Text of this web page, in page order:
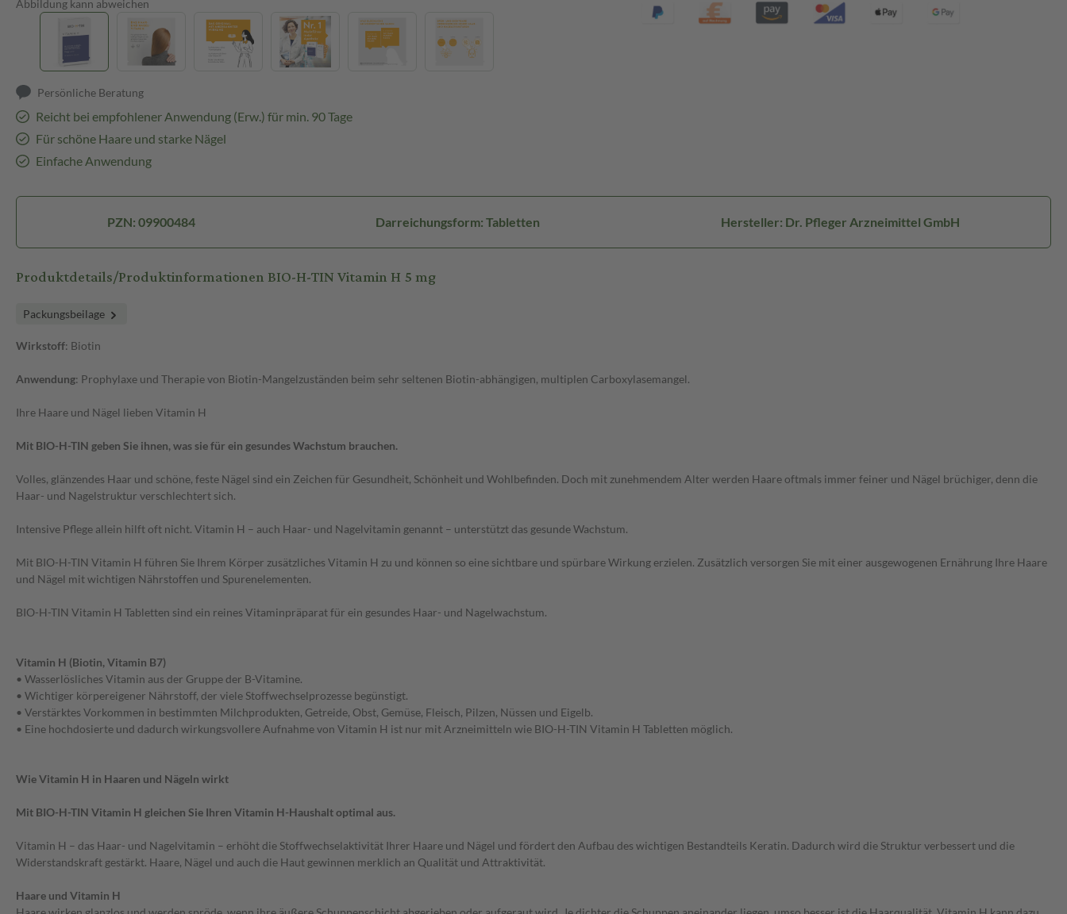
Abbildung kann abweichen
Persönliche Beratung
Reicht bei empfohlener Anwendung (Erw.) für min. 90 Tage
Für schöne Haare und starke Nägel
Einfache Anwendung
PZN: 09900484 Darreichungsform: Tabletten Hersteller: Dr. Pfleger Arzneimittel GmbH
Produktdetails/Produktinformationen BIO-H-TIN Vitamin H 5 mg
Packungsbeilage
Wirkstoff: Biotin
Anwendung: Prophylaxe und Therapie von Biotin-Mangelzuständen beim sehr seltenen Biotin-abhängigen, multiplen Carboxylasemangel.
Ihre Haare und Nägel lieben Vitamin H
Mit BIO-H-TIN geben Sie ihnen, was sie für ein gesundes Wachstum brauchen.
Volles, glänzendes Haar und schöne, feste Nägel sind ein Zeichen für Gesundheit, Schönheit und Wohlbefinden. Doch mit zunehmendem Alter werden Haare oftmals immer feiner und Nägel brüchiger, denn die
Haar- und Nagelstruktur verschlechtert sich.
Intensive Pflege allein hilft oft nicht. Vitamin H – auch Haar- und Nagelvitamin genannt – unterstützt das gesunde Wachstum.
Mit BIO-H-TIN Vitamin H führen Sie Ihrem Körper zusätzliches Vitamin H zu und können so eine sichtbare und spürbare Wirkung erzielen. Zusätzlich versorgen Sie mit einer ausgewogenen Ernährung Ihre Haare
und Nägel mit wichtigen Nährstoffen und Spurenelementen.
BIO-H-TIN Vitamin H Tabletten sind ein reines Vitaminpräparat für ein gesundes Haar- und Nagelwachstum.
Vitamin H (Biotin, Vitamin B7)
• Wasserlösliches Vitamin aus der Gruppe der B-Vitamine.
• Wichtiger körpereigener Nährstoff, der viele Stoffwechselprozesse begünstigt.
• Verstärktes Vorkommen in bestimmten Milchprodukten, Getreide, Obst, Gemüse, Fleisch, Pilzen, Nüssen und Eigelb.
• Eine hochdosierte und dadurch wirkungsvollere Aufnahme von Vitamin H ist nur mit Arzneimitteln wie BIO-H-TIN Vitamin H Tabletten möglich.
Wie Vitamin H in Haaren und Nägeln wirkt
Mit BIO-H-TIN Vitamin H gleichen Sie Ihren Vitamin H-Haushalt optimal aus.
Vitamin H – das Haar- und Nagelvitamin – erhöht die Stoffwechselaktivität Ihrer Haare und Nägel und fördert den Aufbau des wichtigen Bestandteils Keratin. Dadurch wird die Struktur verbessert und die
Widerstandskraft gestärkt. Haare, Nägel und auch die Haut gewinnen merklich an Qualität und Attraktivität.
Haare und Vitamin H